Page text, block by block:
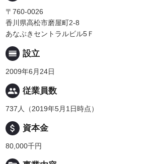
〒760-0026
香川県高松市磨屋町2-8
あなぶきセントラルビル5Ｆ
calendar_view_day 設立
2009年6月24日
people 従業員数
737人（2019年5月1日時点）
attach_money 資本金
80,000千円